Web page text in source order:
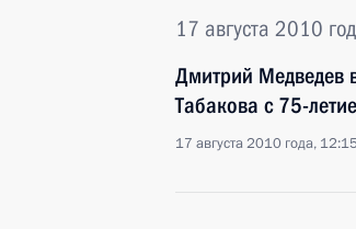
17 августа 2010
Дмитрий Медведев
Табакова с 75-
17 августа 2010 года, 12:15